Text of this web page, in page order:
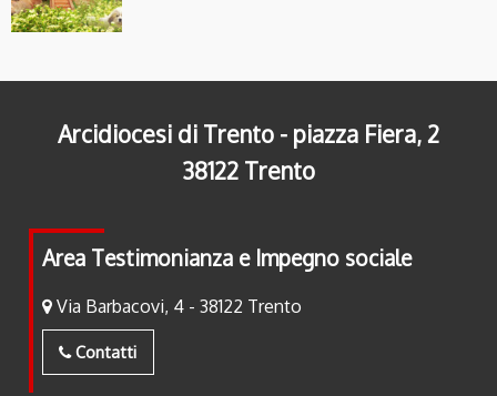
Arcidiocesi di Trento - piazza Fiera, 2
38122 Trento
Area Testimonianza e Impegno sociale
Via Barbacovi, 4 - 38122 Trento
Contatti